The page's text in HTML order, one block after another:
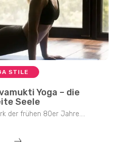
STILE
Yoga – die
Seele
der frühen 80er Jahre....